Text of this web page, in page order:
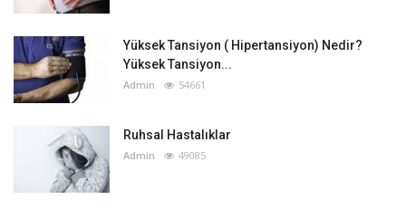
Yüksek Tansiyon ( Hipertansiyon) Nedir?
Yüksek Tansiyon...
Admin 54661
Ruhsal Hastalıklar
Admin 49085